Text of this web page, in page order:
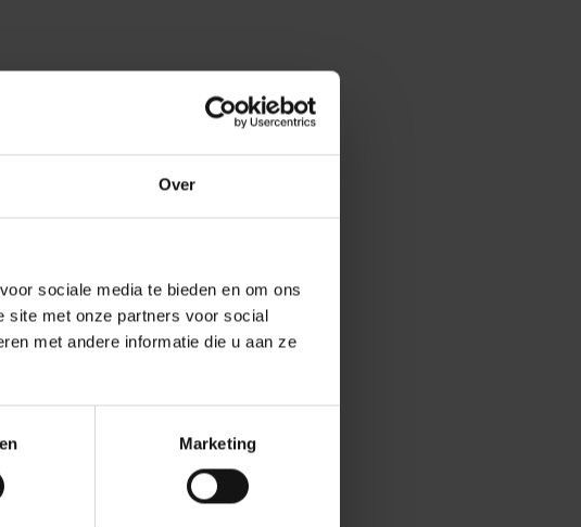
Over
sociale media te bieden en om ons
site met onze partners voor social
met andere informatie die u aan ze
Marketing